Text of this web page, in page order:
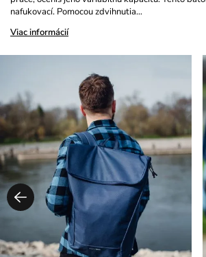
nafukovací. Pomocou zdvihnutia…
Viac informácií